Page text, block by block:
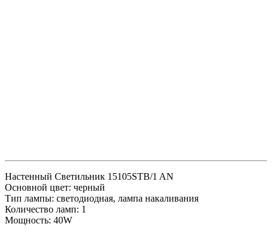
Настенный Светильник 15105STB/1 AN
Основной цвет: черный
Тип лампы: светодиодная, лампа накаливания
Количество ламп: 1
Мощность: 40W